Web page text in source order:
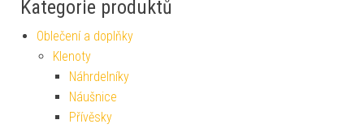
Kategorie produktů
Oblečení a doplňky
Klenoty
Náhrdelníky
Náušnice
Přívěsky